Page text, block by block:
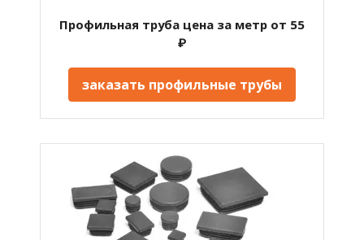
Профильная труба цена за метр от 55
₽
заказать профильные трубы